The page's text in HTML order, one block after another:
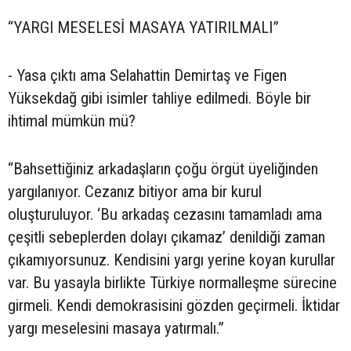
“YARGI MESELESİ MASAYA YATIRILMALI”
- Yasa çıktı ama Selahattin Demirtaş ve Figen
Yüksekdağ gibi isimler tahliye edilmedi. Böyle bir
ihtimal mümkün mü?
“Bahsettiğiniz arkadaşların çoğu örgüt üyeliğinden
yargılanıyor. Cezanız bitiyor ama bir kurul
oluşturuluyor. ‘Bu arkadaş cezasını tamamladı ama
çeşitli sebeplerden dolayı çıkamaz’ denildiği zaman
çıkamıyorsunuz. Kendisini yargı yerine koyan kurullar
var. Bu yasayla birlikte Türkiye normalleşme sürecine
girmeli. Kendi demokrasisini gözden geçirmeli. İktidar
yargı meselesini masaya yatırmalı.”